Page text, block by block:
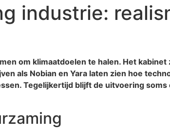
industrie:
om klimaatdoelen te halen. Het kabinet
als Nobian en Yara laten zien hoe
Tegelijkertijd blijft de uitvoering